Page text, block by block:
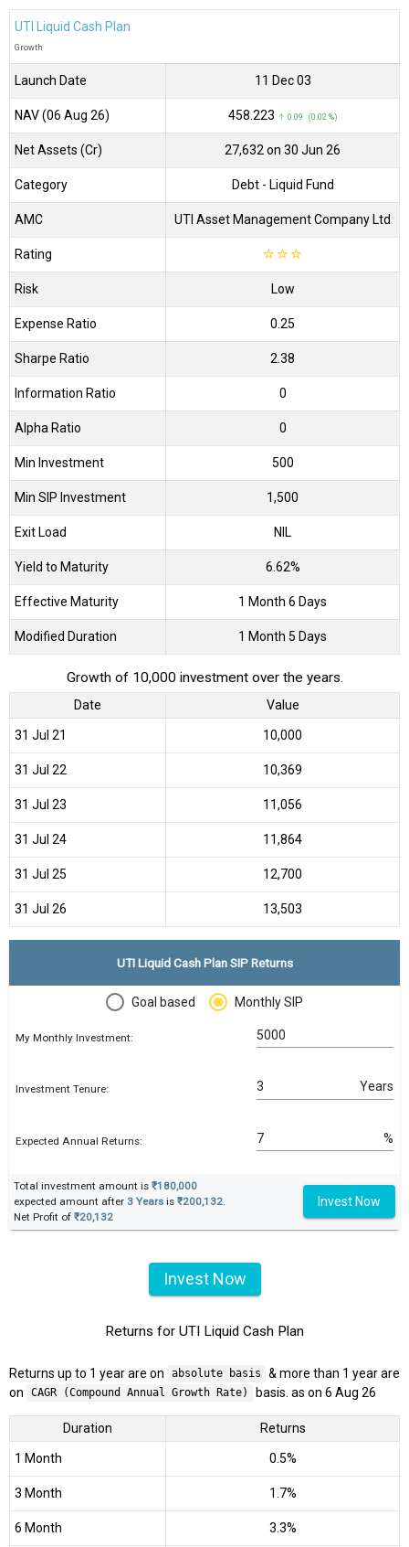
UTI Liquid Cash Plan
Growth
Launch Date 11 Dec 03
NAV (06 Aug 26) ₹458.223 ↑ 0.09 (0.02 %)
Net Assets (Cr) ₹27,632 on 30 Jun 26
Category Debt - Liquid Fund
AMC UTI Asset Management Company Ltd
Rating ☆☆☆
Risk Low
Expense Ratio 0.25
Sharpe Ratio 2.38
Information Ratio 0
Alpha Ratio 0
Min Investment 500
Min SIP Investment 1,500
Exit Load NIL
Yield to Maturity 6.62%
Effective Maturity 1 Month 6 Days
Modified Duration 1 Month 5 Days
Growth of 10,000 investment over the years.
Date Value
31 Jul 21 ₹10,000
31 Jul 22 ₹10,369
31 Jul 23 ₹11,056
31 Jul 24 ₹11,864
31 Jul 25 ₹12,700
31 Jul 26 ₹13,503
UTI Liquid Cash Plan SIP Returns
Goal based Monthly SIP
My Monthly Investment:
Investment Tenure: Years
Expected Annual Returns: %
Total investment amount is ₹180,000
expected amount after 3 Years is ₹200,132
Net Profit of ₹20,132
Invest Now
Invest Now
Returns for UTI Liquid Cash Plan
Returns up to 1 year are on absolute basis
& more than 1 year are
on
CAGR (Compound Annual Growth Rate) basis. as on 6 Aug 26
Duration Returns
1 Month 0.5%
3 Month 1.7%
6 Month 3.3%